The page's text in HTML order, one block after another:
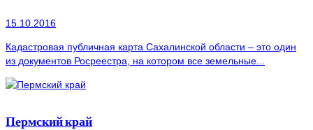
15.10.2016
Кадастровая публичная карта Сахалинской области – это один
из документов Росреестра, на котором все земельные...
Пермский край